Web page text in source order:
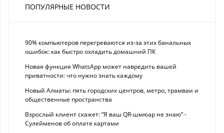
ПОПУЛЯРНЫЕ НОВОСТИ
90% компьютеров перегреваются из-за этих банальных
ошибок: как быстро охладить домашний ПК
Новая функция WhatsApp может навредить вашей
приватности: что нужно знать каждому
Новый Алматы: пять городских центров, метро, трамваи и
общественные пространства
Взрослый клиент скажет: “Я ваш QR-шмюар не знаю“ -
Сулейменов об оплате картами